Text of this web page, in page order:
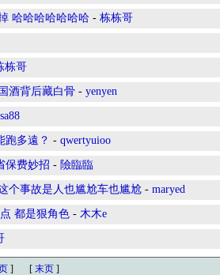
哈哈哈哈哈哈哈 - 栋栋哥
栋哥
酒背后藏白骨 - yenyen
跑多遠？ - qwertyuioo
保费妙招 - 險臨臨
个事故是人也尴尬车也尴尬 - maryed
都是狠角色 - 木木e
] [ 末页 ]